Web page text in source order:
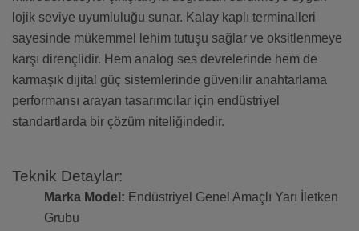
lojik seviye uyumluluğu sunar. Kalay kaplı terminalleri
sayesinde mükemmel lehim tutuşu sağlar ve oksitlenmeye
karşı dirençlidir. Hem analog ses devrelerinde hem de
karmaşık dijital güç sistemlerinde güvenilir anahtarlama
performansı arayan tasarımcılar için endüstriyel
standartlarda bir çözüm niteliğindedir.
Teknik Detaylar:
Marka Model: Endüstriyel Genel Amaçlı Yarı İletken
Grubu